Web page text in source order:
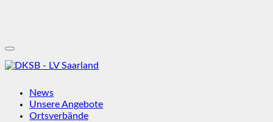
News
Unsere Angebote
Ortsverbände